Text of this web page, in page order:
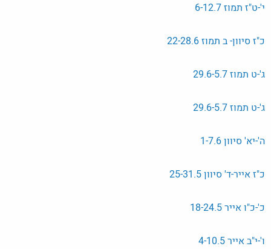
י'-ט"ז תמוז 6-12.7
כ"ז סיוון- ב תמוז 22-28.6
ג'-ט תמוז 29.6-5.7
ג'-ט תמוז 29.6-5.7
ה'-יא' סיוון 1-7.6
כ"ז אייר-ד' סיוון 25-31.5
כ'-כ"ו אייר 18-24.5
ו'-י"ב אייר 4-10.5